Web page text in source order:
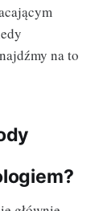
na to